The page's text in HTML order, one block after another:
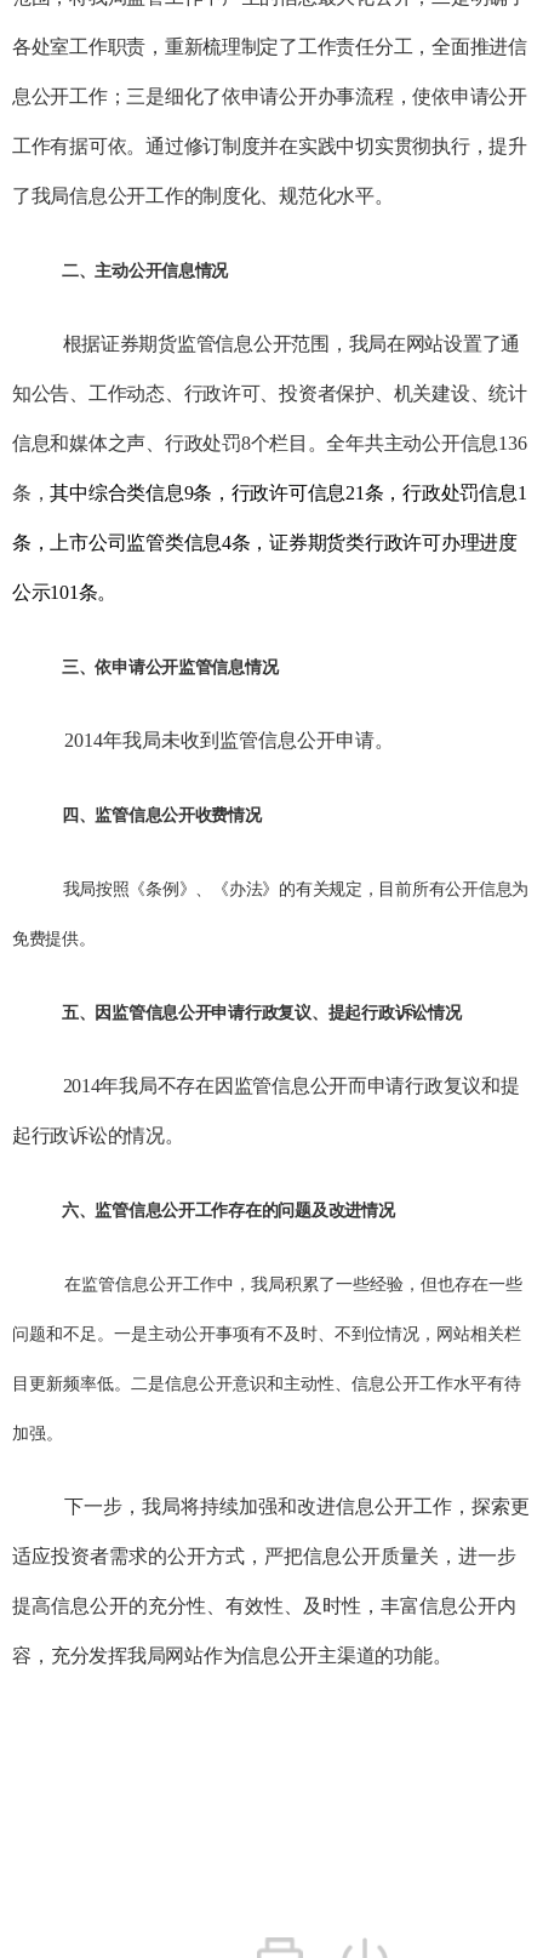
各处室工作职责，重新梳理制定了工作责任分工，全面推进信
息公开工作；三是细化了依申请公开办事流程，使依申请公开
工作有据可依。通过修订制度并在实践中切实贯彻执行，提升
了我局信息公开工作的制度化、规范化水平。
二、主动公开信息情况
根据证券期货监管信息公开范围，我局在网站设置了通
知公告、工作动态、行政许可、投资者保护、机关建设、统计
信息和媒体之声、行政处罚8个栏目。全年共主动公开信息136
条，其中综合类信息9条，行政许可信息21条，行政处罚信息1
条，上市公司监管类信息4条，证券期货类行政许可办理进度
公示101条。
三、依申请公开监管信息情况
2014年我局未收到监管信息公开申请。
四、监管信息公开收费情况
我局按照《条例》、《办法》的有关规定，目前所有公开信息为
免费提供。
五、因监管信息公开申请行政复议、提起行政诉讼情况
2014年我局不存在因监管信息公开而申请行政复议和提
起行政诉讼的情况。
六、监管信息公开工作存在的问题及改进情况
在监管信息公开工作中，我局积累了一些经验，但也存在一些
问题和不足。一是主动公开事项有不及时、不到位情况，网站相关栏
目更新频率低。二是信息公开意识和主动性、信息公开工作水平有待
加强。
下一步，我局将持续加强和改进信息公开工作，探索更
适应投资者需求的公开方式，严把信息公开质量关，进一步
提高信息公开的充分性、有效性、及时性，丰富信息公开内
容， 充分发挥我局网站作为信息公开主渠道的功能。